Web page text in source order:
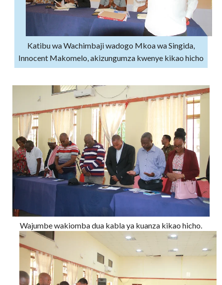
Katibu wa Wachimbaji wadogo Mkoa wa Singida,
Innocent Makomelo, akizungumza kwenye kikao hicho
Wajumbe wakiomba dua kabla ya kuanza kikao hicho.